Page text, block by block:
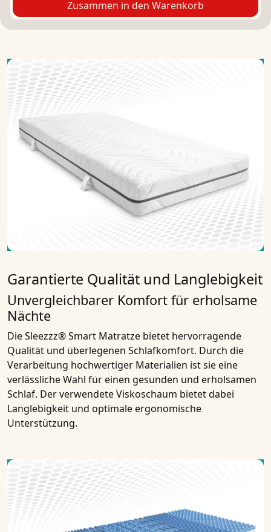
Zusammen in den Warenkorb
Garantierte Qualität und Langlebigkeit
Unvergleichbarer Komfort für erholsame
Nächte
Die Sleezzz® Smart Matratze bietet hervorragende
Qualität und überlegenen Schlafkomfort. Durch die
Verarbeitung hochwertiger Materialien ist sie eine
verlässliche Wahl für einen gesunden und erholsamen
Schlaf. Der verwendete Viskoschaum bietet dabei
Langlebigkeit und optimale ergonomische
Unterstützung.